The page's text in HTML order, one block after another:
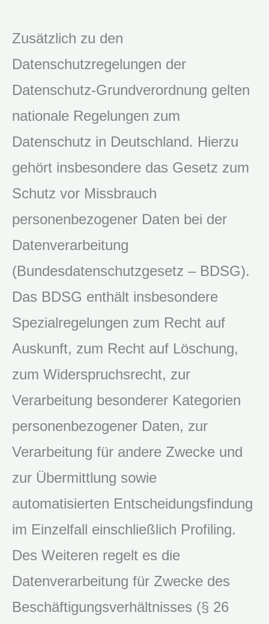
Zusätzlich zu den
Datenschutzregelungen der
Datenschutz-Grundverordnung gelten
nationale Regelungen zum
Datenschutz in Deutschland. Hierzu
gehört insbesondere das Gesetz zum
Schutz vor Missbrauch
personenbezogener Daten bei der
Datenverarbeitung
(Bundesdatenschutzgesetz – BDSG).
Das BDSG enthält insbesondere
Spezialregelungen zum Recht auf
Auskunft, zum Recht auf Löschung,
zum Widerspruchsrecht, zur
Verarbeitung besonderer Kategorien
personenbezogener Daten, zur
Verarbeitung für andere Zwecke und
zur Übermittlung sowie
automatisierten Entscheidungsfindung
im Einzelfall einschließlich Profiling.
Des Weiteren regelt es die
Datenverarbeitung für Zwecke des
Beschäftigungsverhältnisses (§ 26